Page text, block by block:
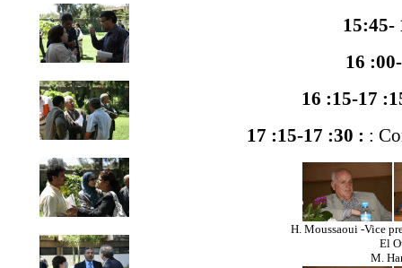
15:45-
16
16 :15-17
17 :15-17 :30 : :
H. Moussaoui -Vice
El
M.